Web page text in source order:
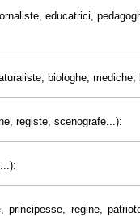
educatrici,
biologhe, mediche,
registe, scenografe...):
regine,